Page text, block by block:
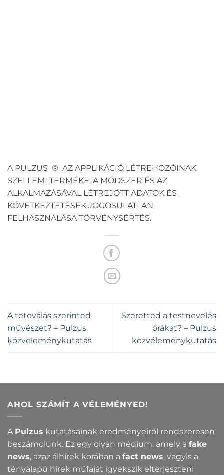
A PULZUS ® AZ APPLIKÁCIÓ LÉTREHOZÓINAK
SZELLEMI TERMÉKE, A MÓDSZER ÉS AZ
ALKALMAZÁSÁVAL LÉTREJÖTT ADATOK ÉS
KÖVETKEZTETÉSEK JOGOSULATLAN
FELHASZNÁLÁSA TÖRVÉNYSÉRTÉS.
A tetoválás szerinted
művészet? – Pulzus
közvéleménykutatás
Szeretted a testnevelés
órákat? – Pulzus
közvéleménykutatás
AHOL SZÁMÍT A VÉLEMÉNYED!
A Pulzus kutatásainak eredményeiről rendszeresen
beszámolunk. Ez egy olyan médium, amely a fake
news, azaz álhírek korában a fact news, vagyis a
tényalapú hírek műfaját igyekszik elterjeszteni